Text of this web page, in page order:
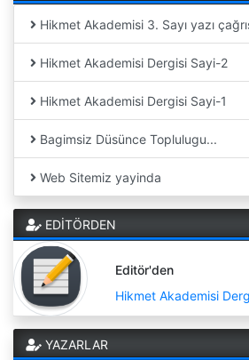
Hikmet Akademisi 3. Sayı yazı
Hikmet Akademisi Dergisi Sayi-2
Hikmet Akademisi Dergisi Sayi-1
Bagimsiz Düsünce Toplulugu...
Web Sitemiz yayinda
EDİTÖRDEN
Editör'den
Hikmet Akademisi
YAZARLAR